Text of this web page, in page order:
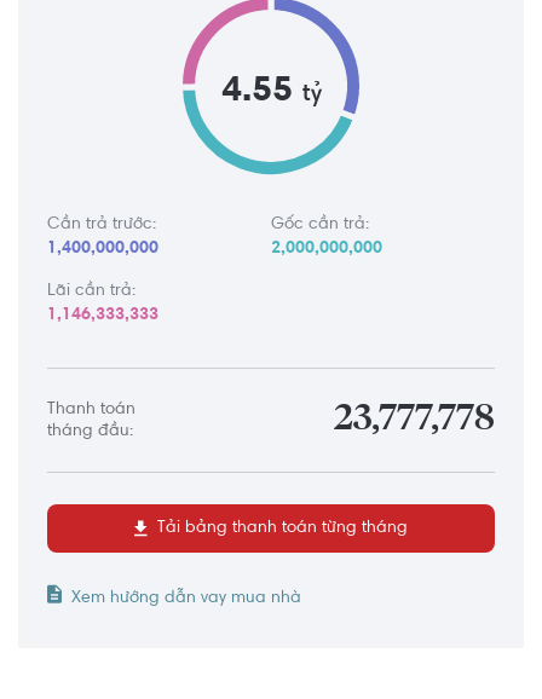
4.55 tỷ
Cần trả trước:
1,400,000,000
Gốc cần trả:
2,000,000,000
Lãi cần trả:
1,146,333,333
Thanh toán
tháng đầu:
23,777,778
Tải bảng thanh toán từng tháng
Xem hướng dẫn vay mua nhà